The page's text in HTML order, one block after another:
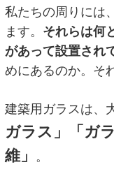
私たちの周りには
ます。 それらは何
があって設置され
めにあるのか。そ
建築用ガラスは、
ガラス」「ガ
維」
。